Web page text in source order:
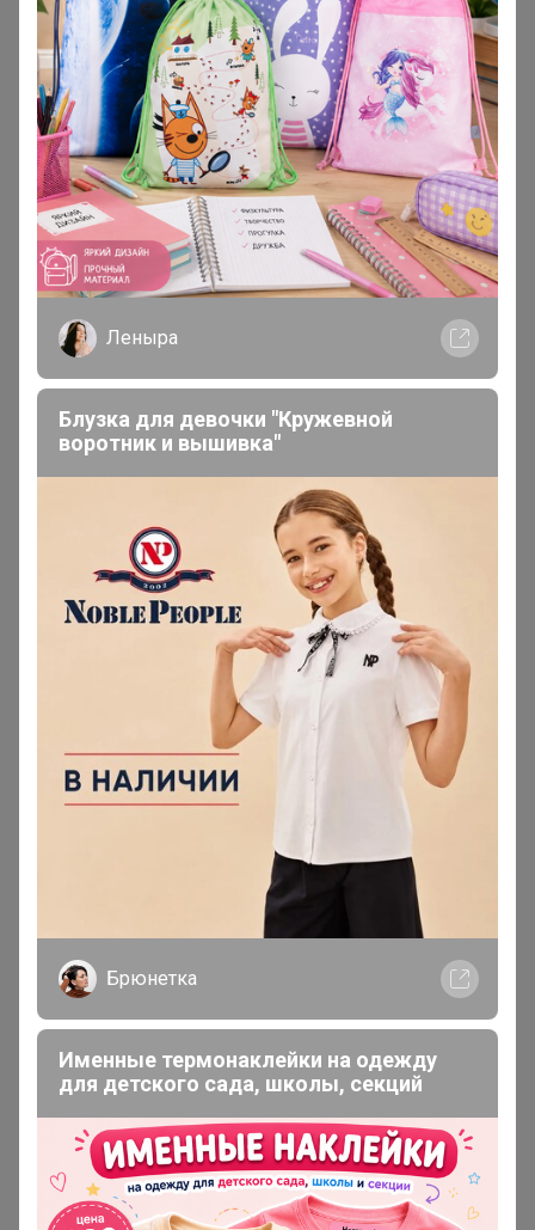
В теме "T•A•O kids ШКОЛА предзаказ"
28 июля, 2025 17:42
Катерин, добрый день! То, что получено
организатором, когда по цр?
iradka
Кандидат в магистры
В теме "T•A•O kids ШКОЛА предзаказ"
Катерин, Здравствуйте! Когда, примерно, получим?
iradka
Кандидат в магистры
Леныра
Блузка для девочки "Кружевной
воротник и вышивка"
Брюнетка
Именные термонаклейки на одежду
для детского сада, школы, секций